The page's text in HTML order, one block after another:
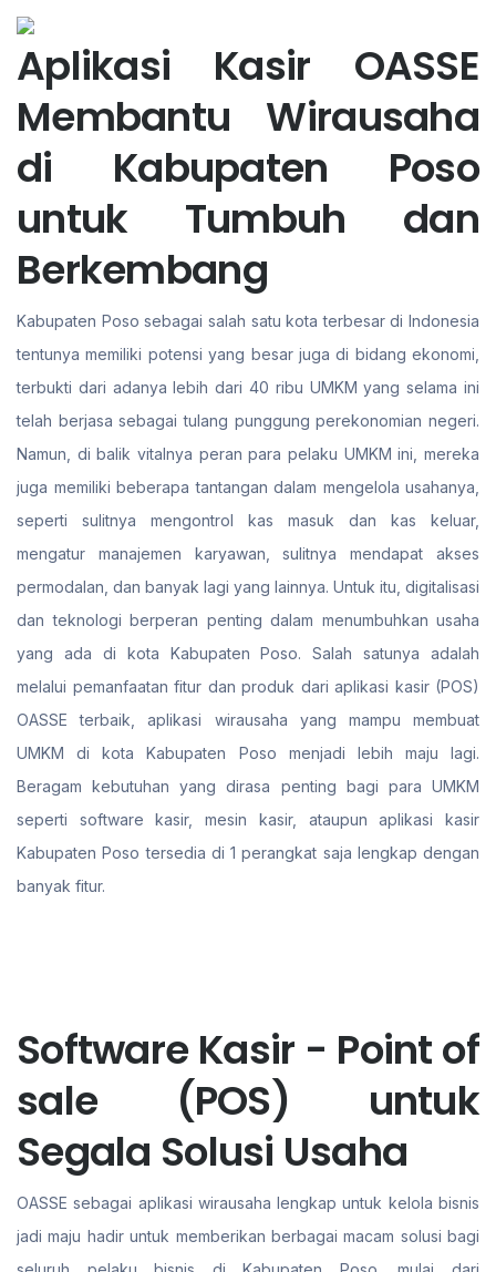
Aplikasi Kasir OASSE
Membantu Wirausaha
di Kabupaten Poso
untuk Tumbuh dan
Berkembang
Kabupaten Poso sebagai salah satu kota terbesar di Indonesia
tentunya memiliki potensi yang besar juga di bidang ekonomi,
terbukti dari adanya lebih dari 40 ribu UMKM yang selama ini
telah berjasa sebagai tulang punggung perekonomian negeri.
Namun, di balik vitalnya peran para pelaku UMKM ini, mereka
juga memiliki beberapa tantangan dalam mengelola usahanya,
seperti sulitnya mengontrol kas masuk dan kas keluar,
mengatur manajemen karyawan, sulitnya mendapat akses
permodalan, dan banyak lagi yang lainnya. Untuk itu, digitalisasi
dan teknologi berperan penting dalam menumbuhkan usaha
yang ada di kota Kabupaten Poso. Salah satunya adalah
melalui pemanfaatan fitur dan produk dari aplikasi kasir (POS)
OASSE terbaik, aplikasi wirausaha yang mampu membuat
UMKM di kota Kabupaten Poso menjadi lebih maju lagi.
Beragam kebutuhan yang dirasa penting bagi para UMKM
seperti software kasir, mesin kasir, ataupun aplikasi kasir
Kabupaten Poso tersedia di 1 perangkat saja lengkap dengan
banyak fitur.
Software Kasir - Point of
sale (POS) untuk
Segala Solusi Usaha
OASSE sebagai aplikasi wirausaha lengkap untuk kelola bisnis
jadi maju hadir untuk memberikan berbagai macam solusi bagi